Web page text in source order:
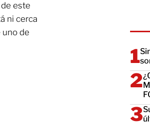
este
ni cerca
uno de